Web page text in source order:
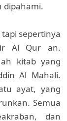
dipahami.
sepertinya
Al Qur an.
kitab yang
Al Mahali.
ayat, yang
Semua
dan